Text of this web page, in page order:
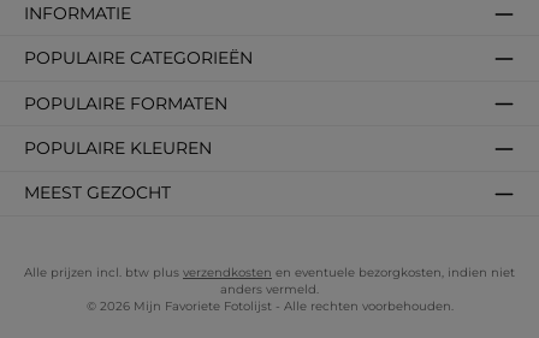
INFORMATIE
POPULAIRE CATEGORIEËN
POPULAIRE FORMATEN
POPULAIRE KLEUREN
MEEST GEZOCHT
Alle prijzen incl. btw plus verzendkosten en eventuele bezorgkosten, indien niet
anders vermeld.
© 2026 Mijn Favoriete Fotolijst - Alle rechten voorbehouden.